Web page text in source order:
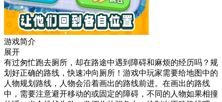
游戏简介
展开
有过匆忙跑去厕所，却在路途中遇到障碍和麻烦的经历吗？规
划好正确的路线，快速冲向厕所！游戏中玩家需要给地图中的
人物规划路线，人物会沿着画出的路线前进。在画出的路线
中，需要注意避开移动的或固定的障碍，不同的人物如果相撞